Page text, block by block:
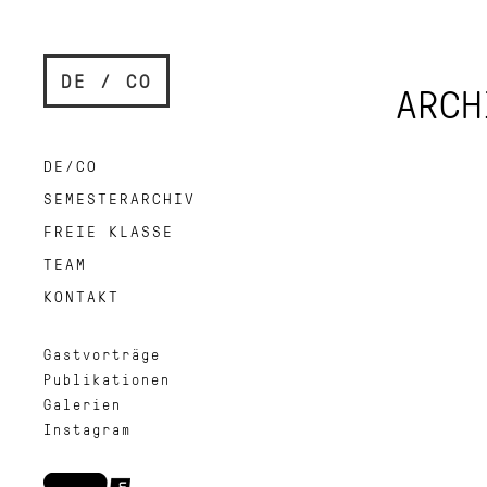
DE / CO
DE/CO
SEMESTERARCHIV
FREIE KLASSE
TEAM
KONTAKT
Gastvorträge
Publikationen
Galerien
Instagram